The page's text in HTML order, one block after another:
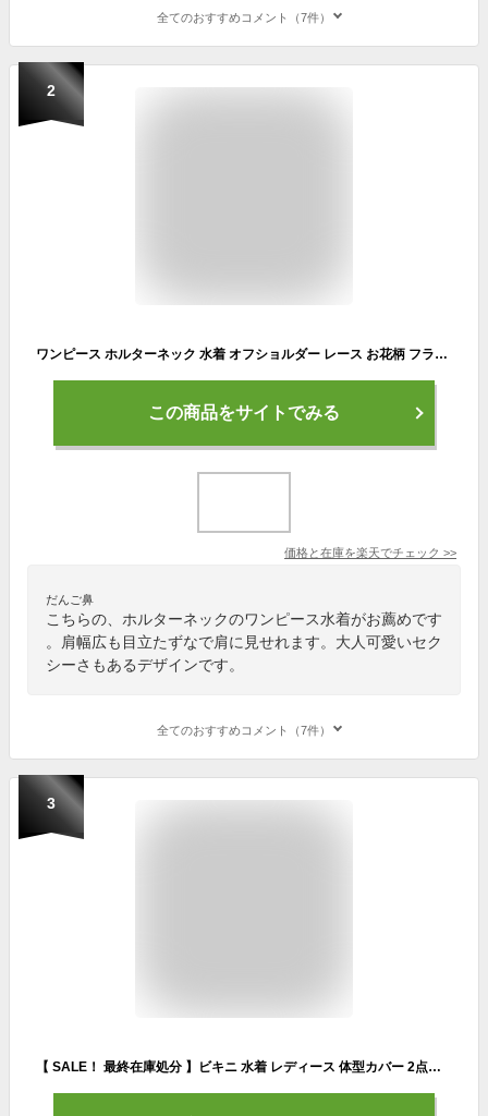
全てのおすすめコメント（7件）
2
ワンピース ホルターネック 水着 オフショルダー レース お花柄 フラワー バックシャン 背中開き フリフリ フリル スカート 体型カバー セクシー MLXL2XL
この商品をサイトでみる
価格と在庫を楽天でチェック >>
だんご鼻
こちらの、ホルターネックのワンピース水着がお薦めです
。肩幅広も目立たずなで肩に見せれます。大人可愛いセク
シーさもあるデザインです。
全てのおすすめコメント（7件）
3
【 SALE！ 最終在庫処分 】ビキニ 水着 レディース 体型カバー 2点セット 大人 オフショル オトナ女子 セクシー ハイウエスト 女性用 ホルターネック ミセス 大きいサイズ ママ水着 おしゃれ パッド付き 黒 白 盛れる かわいい 夏 海 プール ビーチ 水着